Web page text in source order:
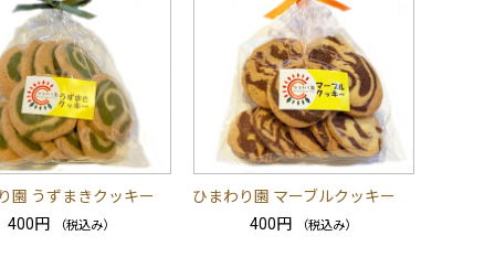
園 うずまきクッキー
400円
（税込み）
ひまわり園 マーブルクッキー
400円
（税込み）